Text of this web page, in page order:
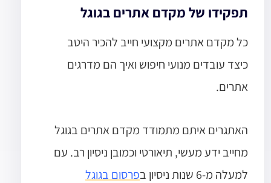
תפקידו של מקדם אתרים בגוגל
כל מקדם אתרים מקצועי חייב להכיר היטב
כיצד עובדים מנועי חיפוש ואיך הם מדרגים
אתרים.
האתגרים איתם מתמודד מקדם אתרים בגוגל
מחייב ידע מעשי, תיאורטי וכמובן ניסיון רב. עם
למעלה מ-6 שנות ניסיון ב
פרסום בגוגל